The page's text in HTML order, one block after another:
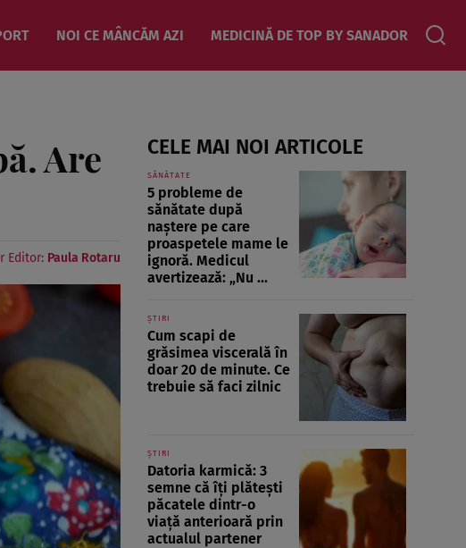
NOI CE MÂNCĂM AZI MEDICINĂ DE TOP BY SANADOR
Are
Editor: Paula Rotaru
CELE MAI NOI ARTICOLE
SĂNĂTATE
5 probleme de
sănătate după
naștere pe care
proaspetele mame le
ignoră. Medicul
avertizează: „Nu ...
ȘTIRI
Cum scapi de
grăsimea viscerală în
doar 20 de minute. Ce
trebuie să faci zilnic
ȘTIRI
Datoria karmică: 3
semne că îți plătești
păcatele dintr-o
viață anterioară prin
actualul partener